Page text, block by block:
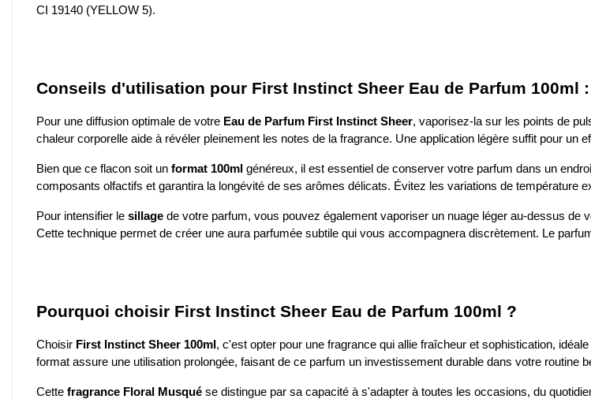
CI 19140 (YELLOW 5).
Conseils d'utilisation pour First Instinct Sheer Eau de Parfum 100ml :
Pour une diffusion optimale de votre Eau de Parfum First Instinct Sheer, vaporisez-la sur les points de
chaleur corporelle aide à révéler pleinement les notes de la fragrance. Une application légère suffit pour un
Bien que ce flacon soit un format 100ml généreux, il est essentiel de conserver votre parfum dans un
composants olfactifs et garantira la longévité de ses arômes délicats. Évitez les variations de température
Pour intensifier le sillage de votre parfum, vous pouvez également vaporiser un nuage léger au-dessus
Cette technique permet de créer une aura parfumée subtile qui vous accompagnera discrètement. Le
Pourquoi choisir First Instinct Sheer Eau de Parfum 100ml ?
Choisir First Instinct Sheer 100ml, c'est opter pour une fragrance qui allie fraîcheur et sophistication,
format assure une utilisation prolongée, faisant de ce parfum un investissement durable dans votre routine
Cette fragrance Floral Musqué se distingue par sa capacité à s'adapter à toutes les occasions, du